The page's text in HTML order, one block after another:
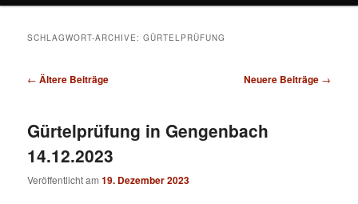
SCHLAGWORT-ARCHIVE:GÜRTELPRÜFUNG
Beitrags-
← Ältere Beiträge Neuere Beiträge →
Gürtelprüfung in Gengenbach
14.12.2023
Veröffentlicht am19. Dezember 2023